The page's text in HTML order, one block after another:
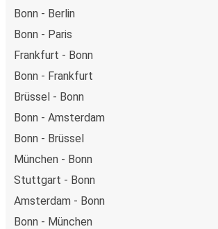
Bonn - Berlin
Bonn - Paris
Frankfurt - Bonn
Bonn - Frankfurt
Brüssel - Bonn
Bonn - Amsterdam
Bonn - Brüssel
München - Bonn
Stuttgart - Bonn
Amsterdam - Bonn
Bonn - München